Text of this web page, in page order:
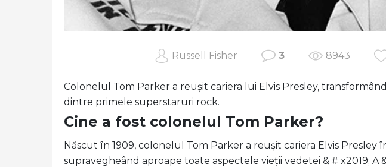
Russell Fisher 3 8943
Colonelul Tom Parker a reușit cariera lui Elvis Presley,
dintre primele superstaruri rock.
Cine a fost colonelul Tom Parker?
Născut în 1909, colonelul Tom Parker a reușit cariera Elvis Presley
supravegheând aproape toate aspectele vieții vedetei & # x2019; A